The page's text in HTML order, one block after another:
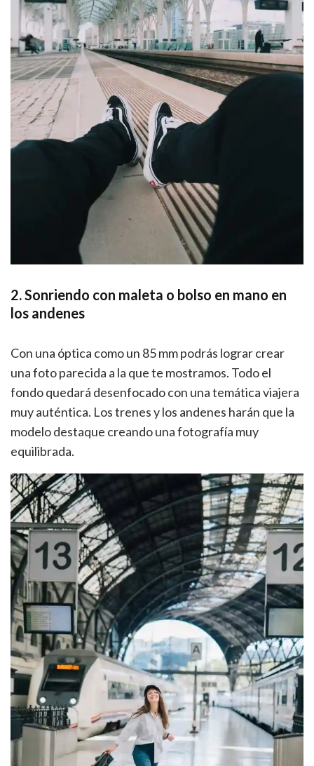
2. Sonriendo con maleta o bolso en mano en
los andenes
Con una óptica como un 85 mm podrás lograr crear
una foto parecida a la que te mostramos. Todo el
fondo quedará desenfocado con una temática viajera
muy auténtica. Los trenes y los andenes harán que la
modelo destaque creando una fotografía muy
equilibrada.